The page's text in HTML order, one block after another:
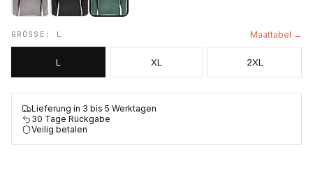
GRÖSSE : L Maattabel →
L XL 2XL
Lieferung in 3 bis 5 Werktagen
30 Tage Rückgabe
Veilig betalen